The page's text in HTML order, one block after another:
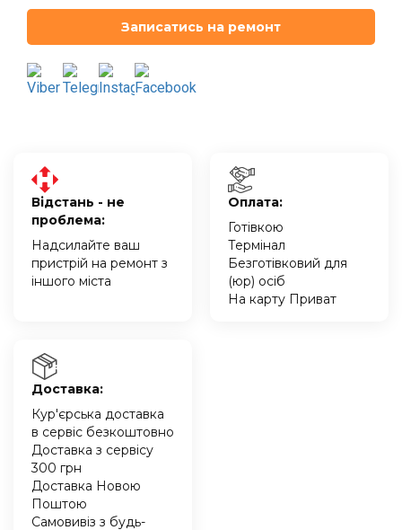
Записатись на ремонт
Відстань - не
проблема:
Надсилайте ваш
пристрій на ремонт з
іншого міста
Оплата:
Готівкою
Термінал
Безготівковий для
(юр) осіб
На карту Приват
Доставка:
Кур'єрська доставка
в сервіс безкоштовно
Доставка з сервісу
300 грн
Доставка Новою
Поштою
Самовивіз з будь-